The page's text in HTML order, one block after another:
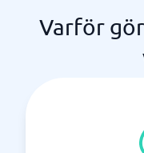
Varför